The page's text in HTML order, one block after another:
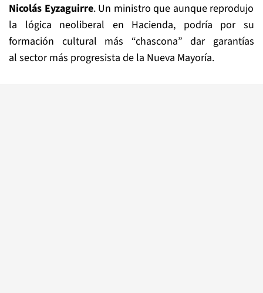
Nicolás Eyzaguirre. Un ministro que aunque reprodujo
la lógica neoliberal en Hacienda, podría por su
formación cultural más “chascona” dar garantías
al sector más progresista de la Nueva Mayoría.